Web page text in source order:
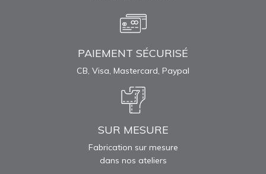
PAIEMENT SÉCURISÉ
CB, Visa, Mastercard, Paypal
SUR MESURE
Fabrication sur mesure
dans nos ateliers